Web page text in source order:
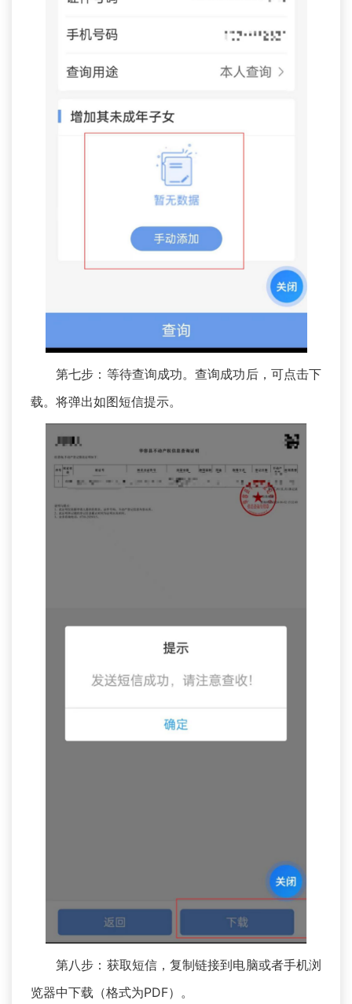
第七步：等待查询成功。查询成功后，可点击下
载。将弹出如图短信提示。
第八步：获取短信，复制链接到电脑或者手机浏
览器中下载（格式为PDF）。